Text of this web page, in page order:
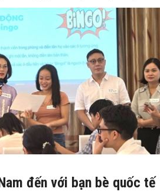
đến với bạn bè quốc tế